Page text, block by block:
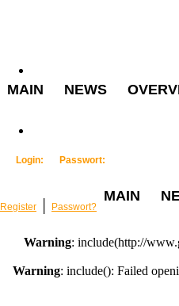
MAIN NEWS
Login: Passwort:
Register Passwort?
MAIN
Warning: include(http://
Warning: include(): Failed